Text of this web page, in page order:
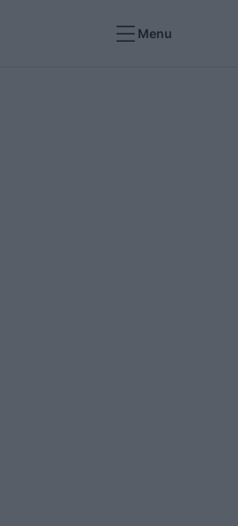
Menu